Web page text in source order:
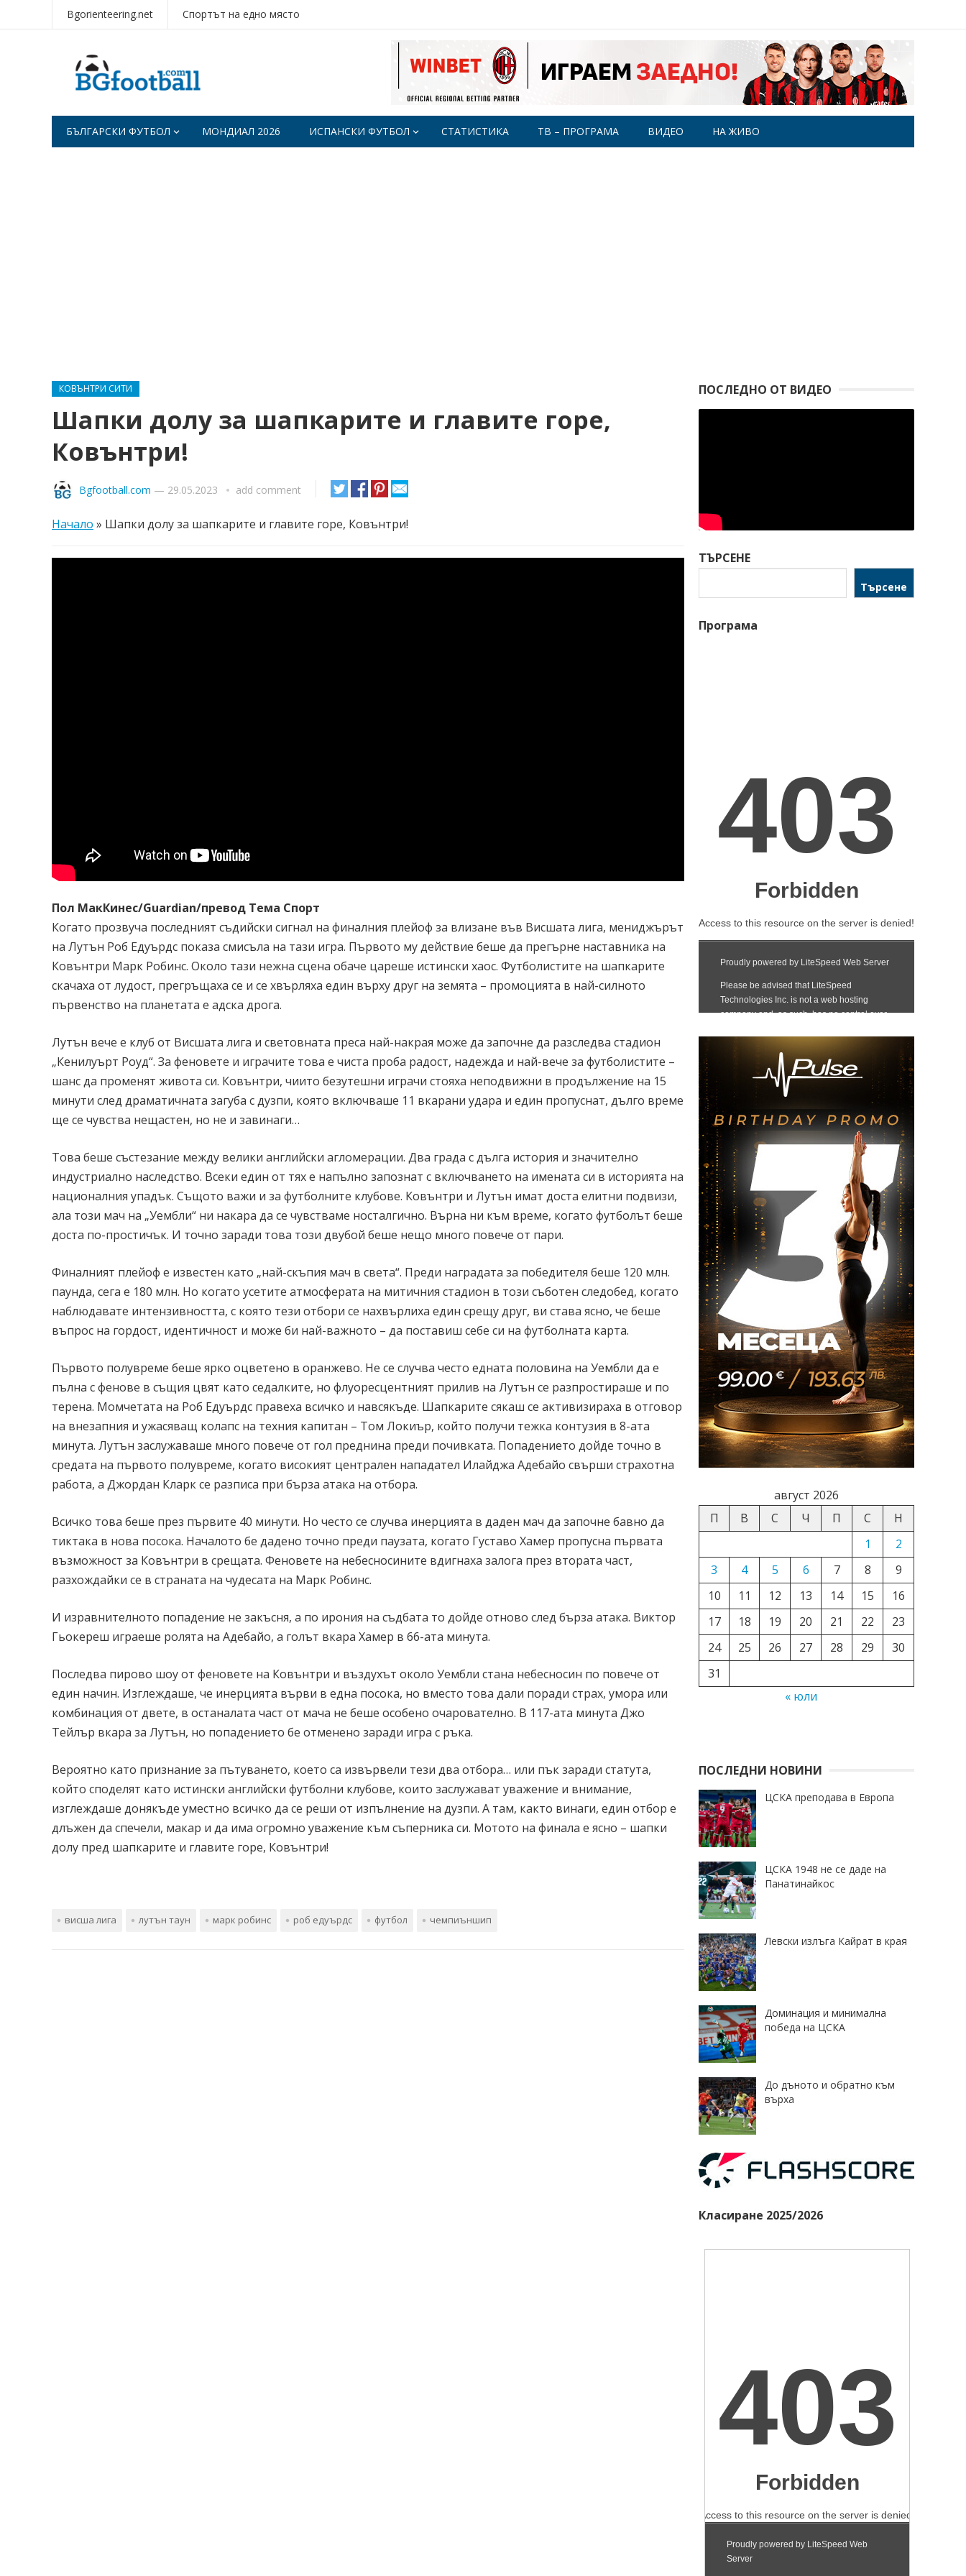
Bgorienteering.net Спортът на едно място
БЪЛГАРСКИ ФУТБОЛ МОНДИАЛ 2026 ИСПАНСКИ ФУТБОЛ СТАТИСТИКА ТВ – ПРОГРАМА ВИДЕО НА ЖИВО
КОВЪНТРИ СИТИ
Шапки долу за шапкарите и главите горе,
Ковънтри!
Bgfootball.com — 29.05.2023 add comment
Начало » Шапки долу за шапкарите и главите горе, Ковънтри!
Пол МакКинес/Guardian/превод Тема Спорт
Когато прозвуча последният съдийски сигнал на финалния плейоф за влизане във Висшата лига, мениджърът
на Лутън Роб Едуърдс показа смисъла на тази игра. Първото му действие беше да прегърне наставника на
Ковънтри Марк Робинс. Около тази нежна сцена обаче цареше истински хаос. Футболистите на шапкарите
скачаха от лудост, прегръщаха се и се хвърляха един върху друг на земята – промоцията в най-силното
първенство на планетата е адска дрога.
Лутън вече е клуб от Висшата лига и световната преса най-накрая може да започне да разследва стадион
„Кенилуърт Роуд“. За феновете и играчите това е чиста проба радост, надежда и най-вече за футболистите –
шанс да променят живота си. Ковънтри, чиито безутешни играчи стояха неподвижни в продължение на 15
минути след драматичната загуба с дузпи, която включваше 11 вкарани удара и един пропуснат, дълго време
ще се чувства нещастен, но не и завинаги…
Това беше състезание между велики английски агломерации. Два града с дълга история и значително
индустриално наследство. Всеки един от тях е напълно запознат с включването на имената си в историята на
националния упадък. Същото важи и за футболните клубове. Ковънтри и Лутън имат доста елитни подвизи,
ала този мач на „Уембли“ ни накара да се чувстваме носталгично. Върна ни към време, когато футболът беше
доста по-простичък. И точно заради това този двубой беше нещо много повече от пари.
Финалният плейоф е известен като „най-скъпия мач в света“. Преди наградата за победителя беше 120 млн.
паунда, сега е 180 млн. Но когато усетите атмосферата на митичния стадион в този съботен следобед, когато
наблюдавате интензивността, с която тези отбори се нахвърлиха един срещу друг, ви става ясно, че беше
въпрос на гордост, идентичност и може би най-важното – да поставиш себе си на футболната карта.
Първото полувреме беше ярко оцветено в оранжево. Не се случва често едната половина на Уембли да е
пълна с фенове в същия цвят като седалките, но флуоресцентният прилив на Лутън се разпростираше и по
терена. Момчетата на Роб Едуърдс правеха всичко и навсякъде. Шапкарите сякаш се активизираха в отговор
на внезапния и ужасяващ колапс на техния капитан – Том Локиър, който получи тежка контузия в 8-ата
минута. Лутън заслужаваше много повече от гол преднина преди почивката. Попадението дойде точно в
средата на първото полувреме, когато високият централен нападател Илайджа Адебайо свърши страхотна
работа, а Джордан Кларк се разписа при бърза атака на отбора.
Всичко това беше през първите 40 минути. Но често се случва инерцията в даден мач да започне бавно да
тиктака в нова посока. Началото бе дадено точно преди паузата, когато Густаво Хамер пропусна първата
възможност за Ковънтри в срещата. Феновете на небесносините вдигнаха залога през втората част,
разхождайки се в страната на чудесата на Марк Робинс.
И изравнителното попадение не закъсня, а по ирония на съдбата то дойде отново след бърза атака. Виктор
Гьокереш играеше ролята на Адебайо, а голът вкара Хамер в 66-ата минута.
Последва пирово шоу от феновете на Ковънтри и въздухът около Уембли стана небесносин по повече от
един начин. Изглеждаше, че инерцията върви в една посока, но вместо това дали поради страх, умора или
комбинация от двете, в останалата част от мача не беше особено очарователно. В 117-ата минута Джо
Тейлър вкара за Лутън, но попадението бе отменено заради игра с ръка.
Вероятно като признание за пътуването, което са извървели тези два отбора… или пък заради статута,
който споделят като истински английски футболни клубове, които заслужават уважение и внимание,
изглеждаше донякъде уместно всичко да се реши от изпълнение на дузпи. А там, както винаги, един отбор е
длъжен да спечели, макар и да има огромно уважение към съперника си. Мотото на финала е ясно – шапки
долу пред шапкарите и главите горе, Ковънтри!
висша лига лутън таун марк робинс роб едуърдс футбол чемпиъншип
ПОСЛЕДНО ОТ ВИДЕО
ТЪРСЕНЕ
Търсене
Програма
август 2026
П
В С Ч П С
Н
1
2
3
4 5 6 7 8
9
10
11 12 13 14 15
16
17
18 19 20 21 22
23
24
25 26 27 28 29
30
31
« юли
ПОСЛЕДНИ НОВИНИ
ЦСКА преподава в Европа
ЦСКА 1948 не се даде на
Панатинайкос
Левски излъга Кайрат в края
Доминация и минимална
победа на ЦСКА
До дъното и обратно към
върха
Класиране 2025/2026